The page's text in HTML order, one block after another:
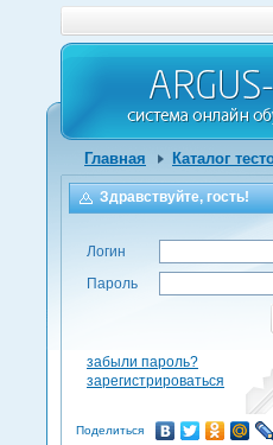
Главная Каталог
Здравствуйте, гость!
Логин
Пароль
забыли пароль?
зарегистрироваться
Поделиться